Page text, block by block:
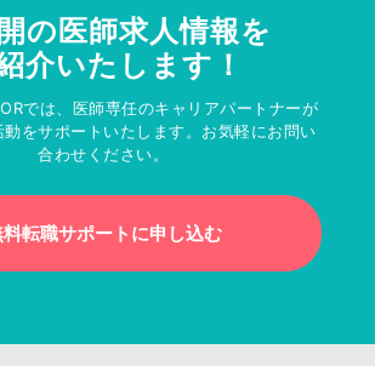
の医師求人情報を
介いたします！
では、医師専任のキャリアパートナーが
をサポートいたします。お気軽にお問い
合わせください。
転職サポートに申し込む